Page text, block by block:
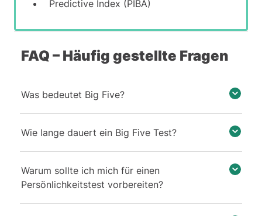
Predictive Index (PIBA)
FAQ – Häufig gestellte Fragen
Was bedeutet Big Five?
Wie lange dauert ein Big Five Test?
Warum sollte ich mich für einen
Persönlichkeitstest vorbereiten?